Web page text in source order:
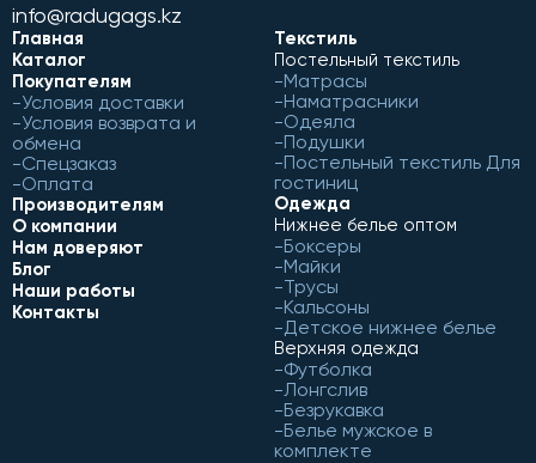
info@radugags.kz
Главная
Каталог
Покупателям
Условия доставки
Условия возврата и
обмена
Спецзаказ
Оплата
Производителям
О компании
Нам доверяют
Блог
Наши работы
Контакты
Текстиль
Постельный текстиль
Матрасы
Наматрасники
Одеяла
Подушки
Постельный текстиль Для
гостиниц
Одежда
Нижнее белье оптом
Боксеры
Майки
Трусы
Кальсоны
Детское нижнее белье
Верхняя одежда
Футболка
Лонгслив
Безрукавка
Белье мужское в
комплекте